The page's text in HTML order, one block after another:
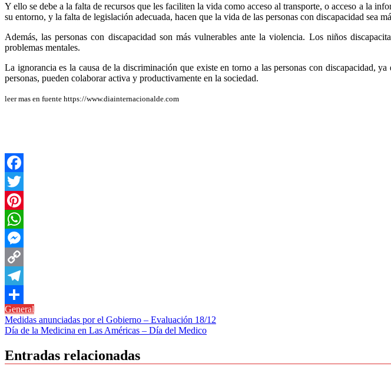
Y ello se debe a la falta de recursos que les faciliten la vida como acceso al transporte, o acceso a la
su entorno, y la falta de legislación adecuada, hacen que la vida de las personas con discapacidad sea
Además, las personas con discapacidad son más vulnerables ante la violencia. Los niños
problemas mentales.
La ignorancia es la causa de la discriminación que existe en torno a las personas con discapacidad,
personas, pueden colaborar activa y productivamente en la sociedad.
leer mas en fuente https://www.diainternacionalde.com
Facebook
Twitter
Pinterest
WhatsApp
Messenger
Copy
Link
Telegram
Compartir
General
Navegación
de
entradas
Medidas anunciadas por el Gobierno – Evaluación 18/12
Día de la Medicina en Las Américas – Día del Medico
Entradas relacionadas